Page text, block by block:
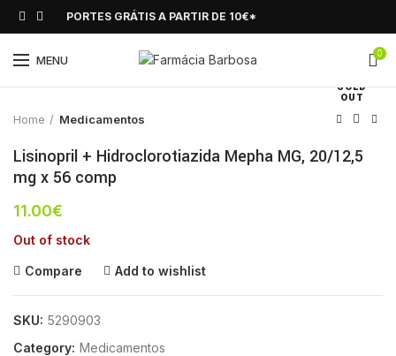
PORTES GRÁTIS A PARTIR DE 10€*
MENU 0
SOLD
OUT
Click to enlarge
Home Medicamentos
Lisinopril + Hidroclorotiazida Mepha MG, 20/12,5
mg x 56 comp
11.00€
Out of stock
Compare Add to wishlist
SKU: 5290903
Category: Medicamentos